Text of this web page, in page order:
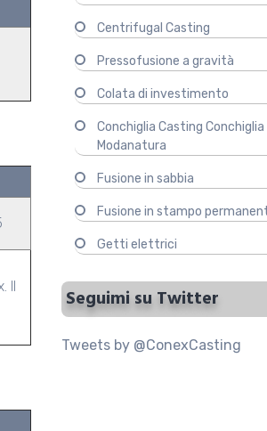
Il
Centrifugal Casting
Pressofusione a gravità
Colata di investimento
Conchiglia Casting Conchiglia
Modanatura
Fusione in sabbia
Fusione in stampo
Getti elettrici
Seguimi su Twitter
Tweets by @ConexCasting